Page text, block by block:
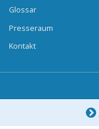
Glossar
Presseraum
Kontakt